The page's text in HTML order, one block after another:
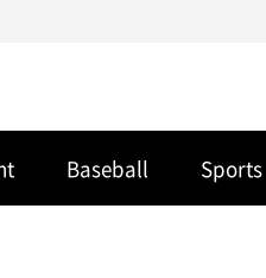
Baseball Sports